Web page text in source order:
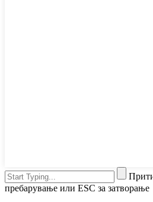
пребарување или ESC за затворање